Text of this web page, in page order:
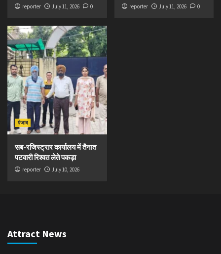
reporter July 11, 2026 0 reporter July 11, 2026 0
पंजाब
सब-रजिस्ट्रार कार्यालय में तैनात
पटवारी रिश्वत लेते पकड़ा
reporter July 10, 2026
Attract News